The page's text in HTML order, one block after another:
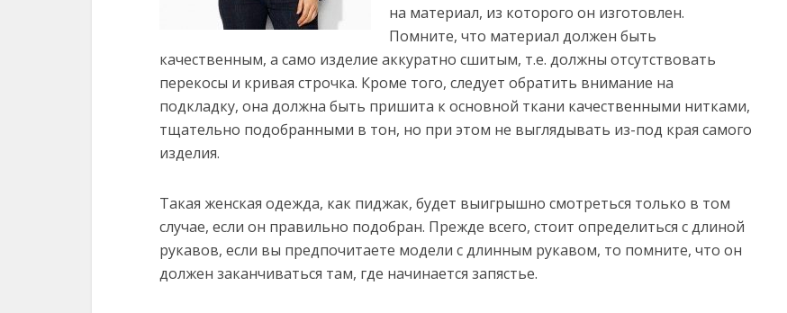
на материал, из которого он изготовлен.
Помните, что материал должен быть
качественным, а само изделие аккуратно сшитым, т.е. должны отсутствовать
перекосы и кривая строчка. Кроме того, следует обратить внимание на
подкладку, она должна быть пришита к основной ткани качественными нитками,
тщательно подобранными в тон, но при этом не выглядывать из-под края самого
изделия.
Такая женская одежда, как пиджак, будет выигрышно смотреться только в том
случае, если он правильно подобран. Прежде всего, стоит определиться с длиной
рукавов, если вы предпочитаете модели с длинным рукавом, то помните, что он
должен заканчиваться там, где начинается запястье.